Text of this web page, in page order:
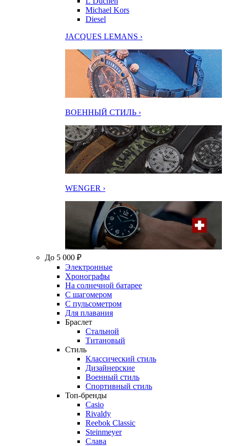
Michael Kors
Diesel
JACQUES LEMANS ›
ВОЕННЫЙ СТИЛЬ ›
WENGER ›
До 5 000 ₽
Электронные
Хронографы
На солнечной батарее
С шагомером
С пульсометром
Для плавания
Браслет
Стальной
Титановый
Стиль
Классический стиль
Дизайнерские
Военный стиль
Спортивный стиль
Топ-бренды
Casio
Rivaldy
Reebok Classic
Steinmeyer
Слава